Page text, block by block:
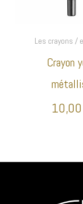
Les crayons /
Crayon
10,00